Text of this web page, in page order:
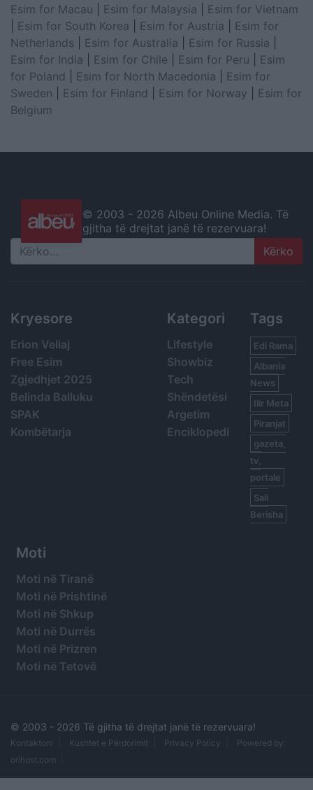
Esim for Macau
Esim for Malaysia
Esim for Vietnam
Esim for South Korea Esim for Austria
Esim for
Netherlands
Esim for Australia Esim for Russia
Esim for India
Esim for Chile Esim for Peru
Esim
for Poland
Esim for North Macedonia
Esim for
Sweden
Esim for Finland Esim for Norway
Esim for
Belgium
© 2003 - 2026 Albeu Online Media. Të
gjitha të drejtat janë të rezervuara!
Search
Kryesore
Erion Veliaj
Free Esim
Zgjedhjet 2025
Belinda Balluku
SPAK
Kombëtarja
Kategori
Lifestyle
Showbiz
Tech
Shëndetësi
Argetim
Enciklopedi
Tags
Edi Rama
Albania
News
Ilir Meta
Piranjat
gazeta,
tv,
portale
Sali
Berisha
Moti
Moti në Tiranë
Moti në Prishtinë
Moti në Shkup
Moti në Durrës
Moti në Prizren
Moti në Tetovë
© 2003 - 2026 Të gjitha të drejtat janë të rezervuara!
Kontaktoni Kushtet e Përdorimit Privacy Policy
Powered by:
orihost.com